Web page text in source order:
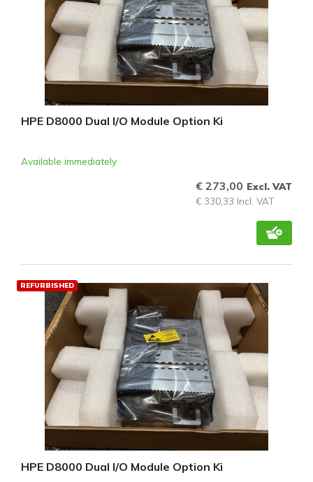
HPE D8000 Dual I/O Module Option Ki
Available immediately
€ 273,00 Excl. VAT
€ 330,33 Incl. VAT
REFURBISHED
HPE D8000 Dual I/O Module Option Ki